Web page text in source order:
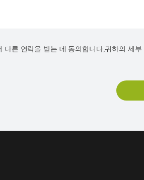
다른 연락을 받는 데 동의합니다,귀하의 세